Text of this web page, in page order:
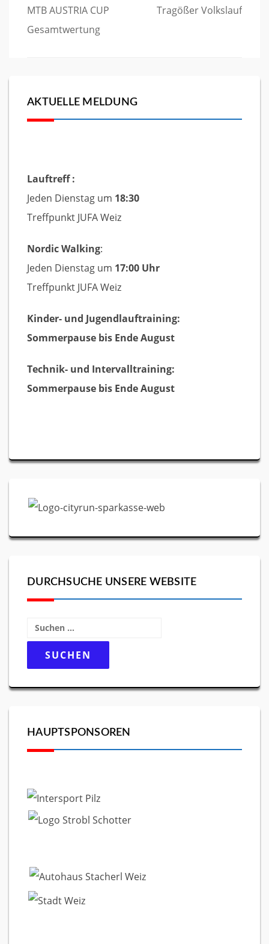
Beitragsnavigation
MTB AUSTRIA CUP
Gesamtwertung
Tragößer Volkslauf
AKTUELLE MELDUNG
Lauftreff :
Jeden Dienstag um 18:30
Treffpunkt JUFA Weiz
Nordic Walking:
Jeden Dienstag um 17:00 Uhr
Treffpunkt JUFA Weiz
Kinder- und Jugendlauftraining:
Sommerpause bis Ende August
Technik- und Intervalltraining:
Sommerpause bis Ende August
DURCHSUCHE UNSERE WEBSITE
Suchen
nach:
HAUPTSPONSOREN